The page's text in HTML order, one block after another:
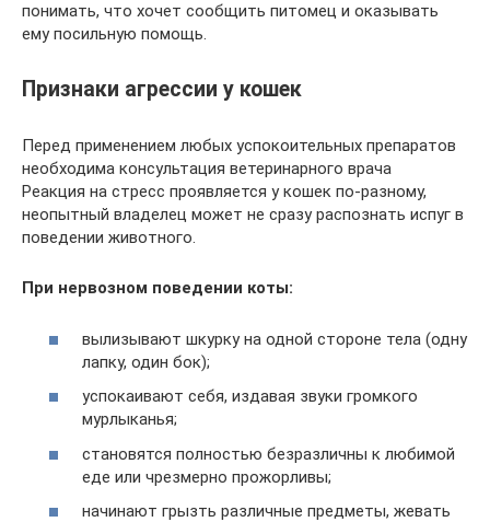
понимать, что хочет сообщить питомец и оказывать
ему посильную помощь.
Признаки агрессии у кошек
Перед применением любых успокоительных препаратов
необходима консультация ветеринарного врача
Реакция на стресс проявляется у кошек по-разному,
неопытный владелец может не сразу распознать испуг в
поведении животного.
При нервозном поведении коты:
вылизывают шкурку на одной стороне тела (одну
лапку, один бок);
успокаивают себя, издавая звуки громкого
мурлыканья;
становятся полностью безразличны к любимой
еде или чрезмерно прожорливы;
начинают грызть различные предметы, жевать